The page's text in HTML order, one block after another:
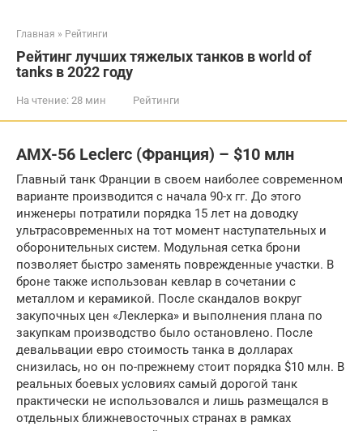
Главная » Рейтинги
Рейтинг лучших тяжелых танков в world of
tanks в 2022 году
На чтение: 28 мин Рейтинги
AMX-56 Leclerc (Франция) – $10 млн
Главный танк Франции в своем наиболее современном
варианте производится с начала 90-х гг. До этого
инженеры потратили порядка 15 лет на доводку
ультрасовременных на тот момент наступательных и
оборонительных систем. Модульная сетка брони
позволяет быстро заменять поврежденные участки. В
броне также использован кевлар в сочетании с
металлом и керамикой. После скандалов вокруг
закупочных цен «Леклерка» и выполнения плана по
закупкам производство было остановлено. После
девальвации евро стоимость танка в долларах
снизилась, но он по-прежнему стоит порядка $10 млн. В
реальных боевых условиях самый дорогой танк
практически не использовался и лишь размещался в
отдельных ближневосточных странах в рамках